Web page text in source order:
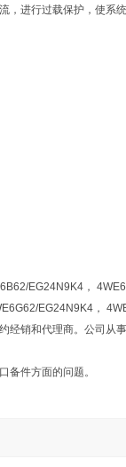
，进行过载保护，使系
EG24N9K4，
EG24N9K4，
经销和代理商。公司从
备件方面的问题。